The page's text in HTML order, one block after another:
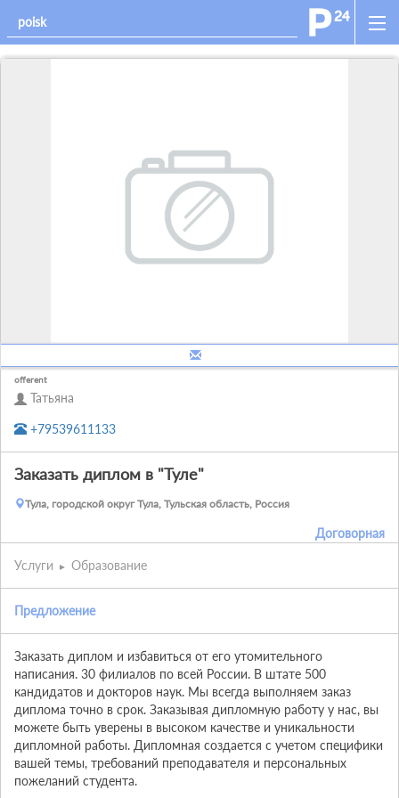
offerent
Татьяна
+79539611133
Заказать диплом в "Туле"
Тула, городской округ Тула, Тульская область, Россия
Договорная
Услуги Образование
Предложение
Заказать диплом и избавиться от его утомительного
написания. 30 филиалов по всей России. В штате 500
кандидатов и докторов наук. Мы всегда выполняем заказ
диплома точно в срок. Заказывая дипломную работу у нас, вы
можете быть уверены в высоком качестве и уникальности
дипломной работы. Дипломная создается с учетом специфики
вашей темы, требований преподавателя и персональных
пожеланий студента.